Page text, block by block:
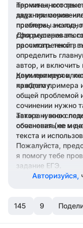
прочитанного
двух примеров-
проблемы
сформулировать
рассмотренной в
Термины, которые
задания:
примеры, анализ,
Для решения
прочитать текст,
определить
автор, и включить
двух примеров,
проблему.
Комментируя
каждого примера
общей проблемой
сочинении нужно
автора и свою
обосновать ее и
Также нужно
сочинения (не
текста и
Пожалуйста,
я помогу тебе
задание ЕГЭ.
Авторизуйся,
145 9